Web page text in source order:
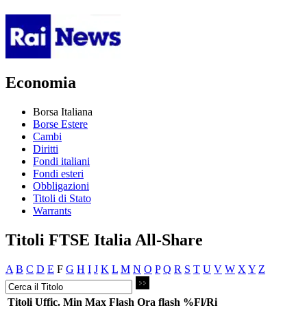
Economia
Borsa Italiana
Borse Estere
Cambi
Diritti
Fondi italiani
Fondi esteri
Obbligazioni
Titoli di Stato
Warrants
Titoli FTSE Italia All-Share
A B C D E F G H I J K L M N O P Q R S T U V W X Y Z
Titoli Uffic. Min Max Flash Ora flash %Fl/Ri